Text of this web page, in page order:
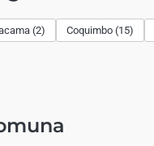
(2) Coquimbo (15)